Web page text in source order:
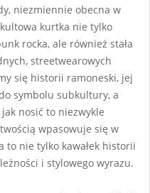
niezmiennie obecna w
kurtka nie tylko
rocka, ale również stała
streetwearowych
się historii ramoneski, jej
symbolu subkultury, a
nosić to niezwykle
wpasowuje się w
to nie tylko kawałek historii
i stylowego wyrazu.